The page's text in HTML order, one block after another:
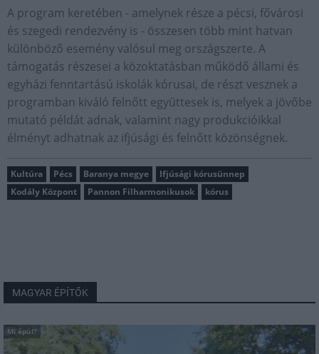
A program keretében - amelynek része a pécsi, fővárosi
és szegedi rendezvény is - összesen több mint hatvan
különböző esemény valósul meg országszerte. A
támogatás részesei a közoktatásban működő állami és
egyházi fenntartású iskolák kórusai, de részt vesznek a
programban kiváló felnőtt együttesek is, melyek a jövőbe
mutató példát adnak, valamint nagy produkcióikkal
élményt adhatnak az ifjúsági és felnőtt közönségnek.
Kultúra Pécs Baranya megye
Ifjúsági kórusünnep
Kodály Központ
Pannon Filharmonikusok kórus
MAGYAR ÉPÍTŐK
Mi épül?